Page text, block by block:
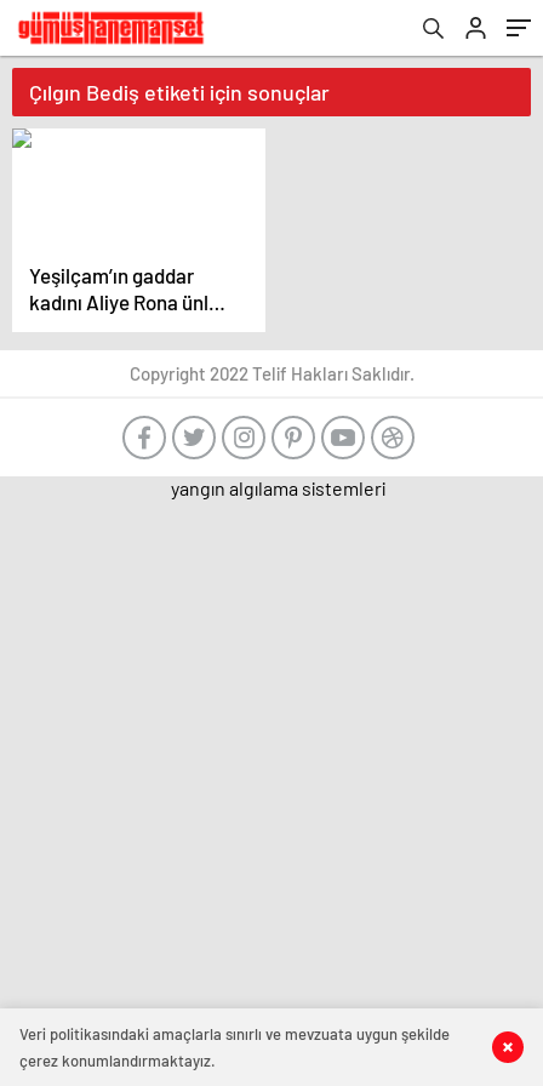
Çılgın Bediş etiketi için sonuçlar
Yeşilçam’ın gaddar
kadını Aliye Rona ünlü
oyuncunun
halasıymış…”40 yıl
düşünsem aklımaCopyright 2022 Telif Hakları Saklıdır.
Veri politikasındaki amaçlarla sınırlı ve mevzuata uygun şekilde
çerez konumlandırmaktayız.
yangın algılama sistemleri